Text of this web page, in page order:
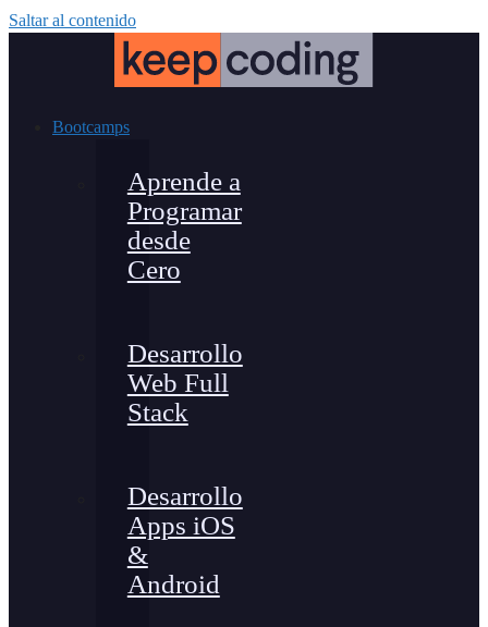
Saltar al contenido
Bootcamps
Aprende a
Programar
desde
Cero
Desarrollo
Web Full
Stack
Desarrollo
Apps iOS
&
Android